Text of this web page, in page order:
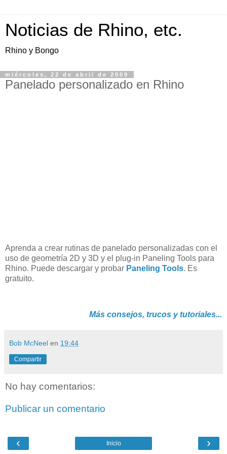
Noticias de Rhino, etc.
Rhino y Bongo
miércoles, 22 de abril de 2009
Panelado personalizado en Rhino
Aprenda a crear rutinas de panelado personalizadas con el
uso de geometría 2D y 3D y el plug-in Paneling Tools para
Rhino. Puede descargar y probar Paneling Tools. Es
gratuito.
Más consejos, trucos y tutoriales...
Bob McNeel en 19:44
Compartir
No hay comentarios:
Publicar un comentario
‹ ›
Inicio